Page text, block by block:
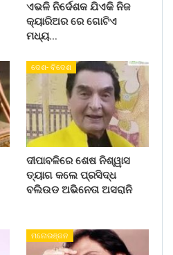
ଏଭଳି ନିର୍ଦେଶକ ଯିଏକି ନିଜ
କ୍ୟାରିଅର ରେ ଗୋଟିଏ
ମଧ୍ୟ…
ଦେଶ- ବିଦେଶ
ଦୀପାବଳିରେ ଶେଷ ନିଶ୍ୱାସ
ତ୍ୟାଗ କଲେ ପ୍ରସିଦ୍ଧ
ବଲିଉଡ ଅଭିନେତା ଅସରାନି
ମନୋରଞ୍ଜନ